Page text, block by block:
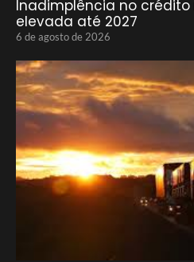
Inadimplência no
elevada até 2027
6 de agosto de 2026